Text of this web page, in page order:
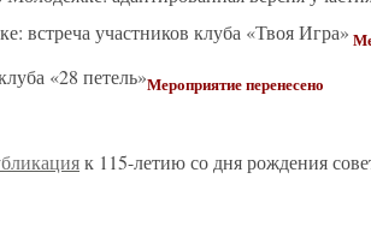
встреча участников клуба «Твоя Игра»
«28 петель»Мероприятие перенесено
к 115-летию со дня рождения